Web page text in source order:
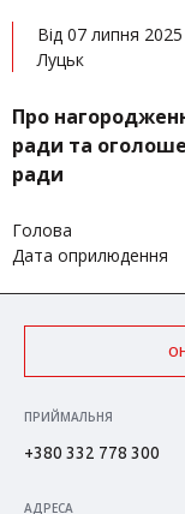
Від 07 липня
Луцьк
Про
ради та
ради
Голова
Дата оприлюдення
ПРИЙМАЛЬНЯ
+380 332 778 300
АДРЕСА